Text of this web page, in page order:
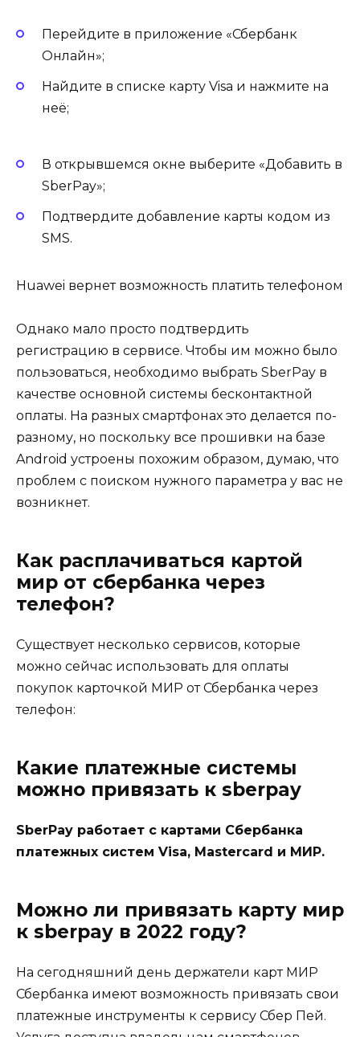
Перейдите в приложение «Сбербанк
Онлайн»;
Найдите в списке карту Visa и нажмите на
неё;
В открывшемся окне выберите «Добавить в
SberPay»;
Подтвердите добавление карты кодом из
SMS.
Huawei вернет возможность платить телефоном
Однако мало просто подтвердить
регистрацию в сервисе. Чтобы им можно было
пользоваться, необходимо выбрать SberPay в
качестве основной системы бесконтактной
оплаты. На разных смартфонах это делается по-
разному, но поскольку все прошивки на базе
Android устроены похожим образом, думаю, что
проблем с поиском нужного параметра у вас не
возникнет.
Как расплачиваться картой
мир от сбербанка через
телефон?
Существует несколько сервисов, которые
можно сейчас использовать для оплаты
покупок карточкой МИР от Сбербанка через
телефон:
Какие платежные системы
можно привязать к sberpay
SberPay работает с картами Сбербанка
платежных систем Visa, Mastercard и МИР.
Можно ли привязать карту мир
к sberpay в 2022 году?
На сегодняшний день держатели карт МИР
Сбербанка имеют возможность привязать свои
платежные инструменты к сервису Сбер Пей.